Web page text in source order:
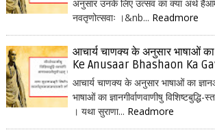
अनुसार उनके लिए उत्सव का क्या अर्थ
नवतृणोत्सवाः ।&nb... Readmore
आचार्य चाणक्य के अनुसार भाषाओं
Ke Anusaar Bhashaon Ka
आचार्य चाणक्य के अनुसार भाषाओं का
भाषाओं का ज्ञानगीर्वाणवाणीषु विशिष्टबुद्धि-
। यथा सुराणा... Readmore